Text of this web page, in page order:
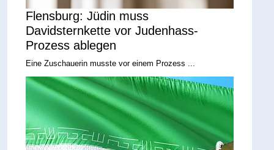
Flensburg: Jüdin muss
Davidsternkette vor Judenhass-
Prozess ablegen
Eine Zuschauerin musste vor einem Prozess ...